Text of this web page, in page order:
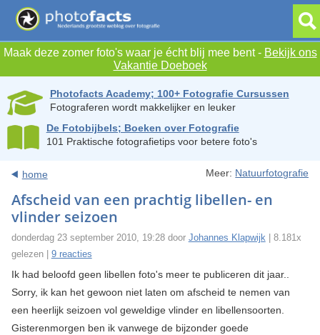
Maak deze zomer foto's waar je écht blij mee bent - Bekijk ons
Vakantie Doeboek
Photofacts Academy; 100+ Fotografie Cursussen
Fotograferen wordt makkelijker en leuker
De Fotobijbels; Boeken over Fotografie
101 Praktische fotografietips voor betere foto's
home Meer: Natuurfotografie
Afscheid van een prachtig libellen- en
vlinder seizoen
donderdag 23 september 2010, 19:28 door Johannes Klapwijk| 8.181x
gelezen | 9 reacties
Ik had beloofd geen libellen foto's meer te publiceren dit jaar..
Sorry, ik kan het gewoon niet laten om afscheid te nemen van
een heerlijk seizoen vol geweldige vlinder en libellensoorten.
Gisterenmorgen ben ik vanwege de bijzonder goede